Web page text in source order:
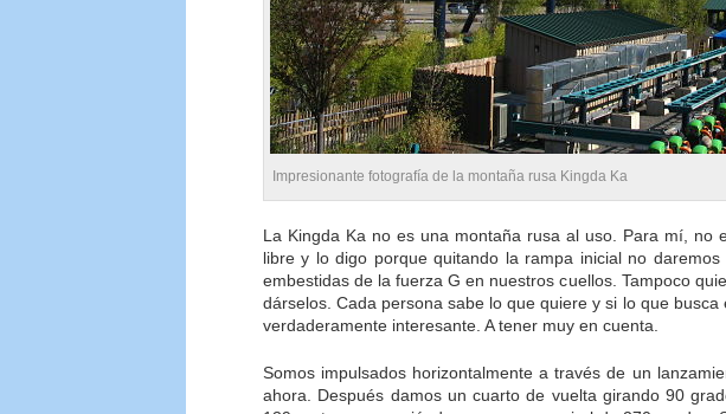
Impresionante fotografía de la montaña rusa Kingda Ka
La Kingda Ka no es una montaña rusa al uso. Para mí, no
libre y lo digo porque quitando la rampa inicial no
embestidas de la fuerza G en nuestros cuellos. Tampoco
dárselos. Cada persona sabe lo que quiere y si lo que
verdaderamente interesante. A tener muy en cuenta.
Somos impulsados horizontalmente a través de un
ahora. Después damos un cuarto de vuelta girando 90